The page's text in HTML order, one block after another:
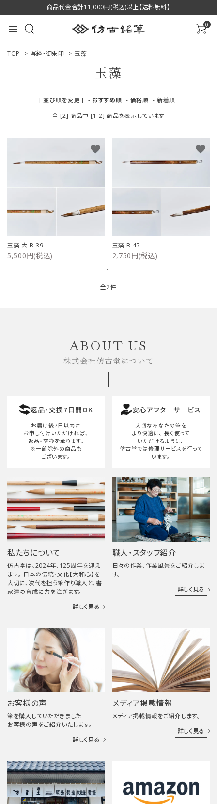
商品代金合計11,000円(税込)以上【送料無料】
menu 0
ACCOUNT MENU
プライバシーポリシー
TOP > 写経・御朱印 > 玉藻
玉藻
[ 並び順を変更 ] - おすすめ順 - 価格順 - 新着順
全 [2] 商品中 [1-2] 商品を表示しています
玉藻 大 B-39
5,500円(税込)
favorite
玉藻 B-47
2,750円(税込)
favorite
1
全2件
検索する
ABOUT US
株式会社仿古堂について
返品・交換7日間OK
お届け後7日以内に
お申し付けいただければ、
返品・交換を承ります。
※一部除外の商品も
ございます。
安心アフターサービス
大切なあなたの筆を
より快適に、 長く使って
いただけるように、
仿古堂では修理サービスを行って
います。
私たちについて
仿古堂は、2024年、125周年を迎え
ます。 日本の伝統・文化【大和心】を
大切に、次代を担う筆作り職人と、書
家達の育成に力を注ぎます。
詳しく見る
職人・スタッフ紹介
日々の作業、作業風景をご紹介しま
す。
詳しく見る
お客様の声
筆を購入していただきました
お客様の声をご紹介いたします。
詳しく見る
メディア掲載情報
メディア掲載情報をご紹介します。
詳しく見る